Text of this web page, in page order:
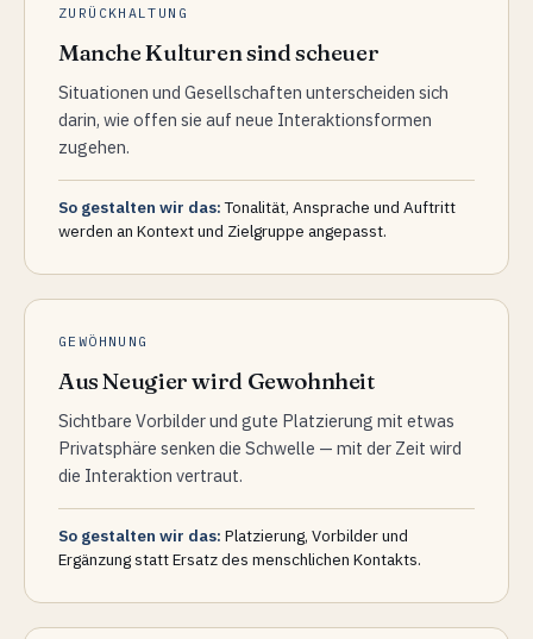
ZURÜCKHALTUNG
Manche Kulturen sind scheuer
Situationen und Gesellschaften unterscheiden sich
darin, wie offen sie auf neue Interaktionsformen
zugehen.
So gestalten wir das:Tonalität, Ansprache und Auftritt
werden an Kontext und Zielgruppe angepasst.
GEWÖHNUNG
Aus Neugier wird Gewohnheit
Sichtbare Vorbilder und gute Platzierung mit etwas
Privatsphäre senken die Schwelle — mit der Zeit wird
die Interaktion vertraut.
So gestalten wir das: Platzierung, Vorbilder und
Ergänzung statt Ersatz des menschlichen Kontakts.